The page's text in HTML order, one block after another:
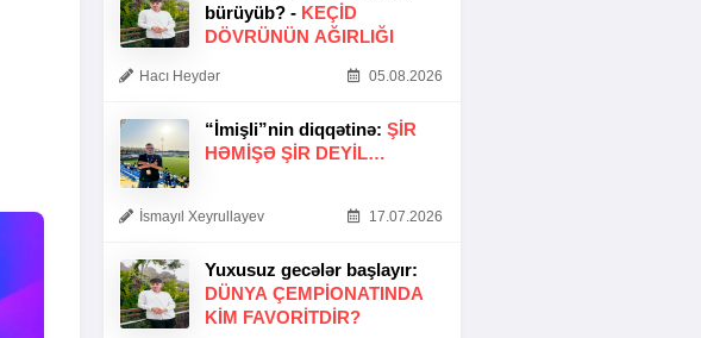
bürüyüb? - KEÇID
DÖVRÜNÜN AĞIRLIĞI
Hacı Heydər 05.08.2026
“İmişli”nin diqqətinə: ŞIR
HƏMIŞƏ ŞIR DEYIL…
İsmayıl Xeyrullayev 17.07.2026
Yuxusuz gecələr başlayır:
DÜNYA ÇEMPIONATINDA
KIM FAVORITDIR?